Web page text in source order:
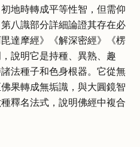
地時轉成平等性智，但需仰
八識部分詳細論證其存在必
達摩經》《解深密經》《楞
說明它是持種、異熟、趣
法種子和色身根器。它從無
果轉成無垢識，與大圓鏡智
釋名法式，說明佛經中複合